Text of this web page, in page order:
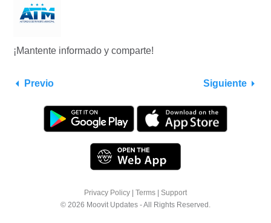
¡Mantente informado y comparte!
Previo Siguiente
Privacy Policy | Terms | Support
© 2026 Moovit Updates - All Rights Reserved.